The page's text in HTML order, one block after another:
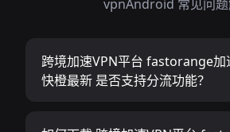
vpnAndroid 常见问
跨境加速VPN平台 fastorange加
快橙最新 是否支持分流功能？